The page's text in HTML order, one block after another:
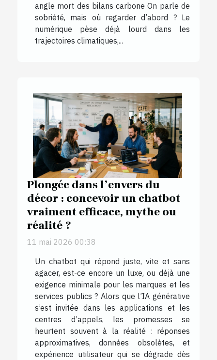
angle mort des bilans carbone On parle de
sobriété, mais où regarder d’abord ? Le
numérique pèse déjà lourd dans les
trajectoires climatiques,...
Plongée dans l’envers du
décor : concevoir un chatbot
vraiment efficace, mythe ou
réalité ?
11 mai 2026 00:38
Un chatbot qui répond juste, vite et sans
agacer, est-ce encore un luxe, ou déjà une
exigence minimale pour les marques et les
services publics ? Alors que l’IA générative
s’est invitée dans les applications et les
centres d’appels, les promesses se
heurtent souvent à la réalité : réponses
approximatives, données obsolètes, et
expérience utilisateur qui se dégrade dès